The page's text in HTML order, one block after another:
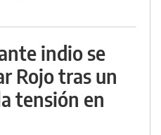
indio se
Rojo tras un
tensión en